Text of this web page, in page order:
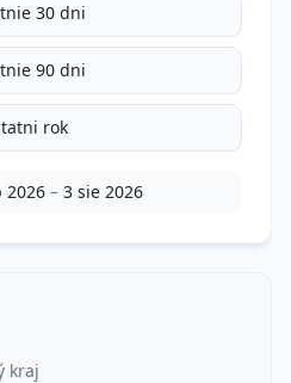
30 dni
90 dni
rok
2026– 3 sie 2026
kraj